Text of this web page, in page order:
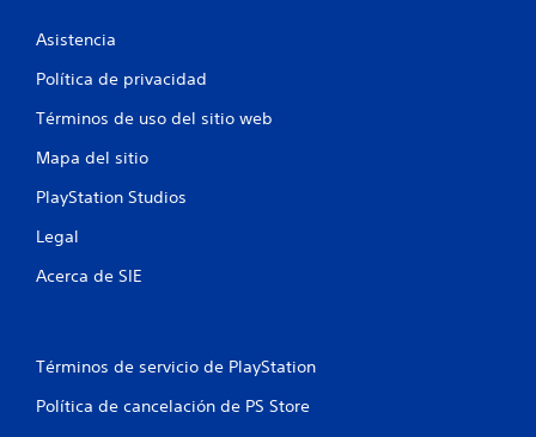
Asistencia
Política de privacidad
Términos de uso del sitio web
Mapa del sitio
PlayStation Studios
Legal
Acerca de SIE
Términos de servicio de PlayStation
Política de cancelación de PS Store